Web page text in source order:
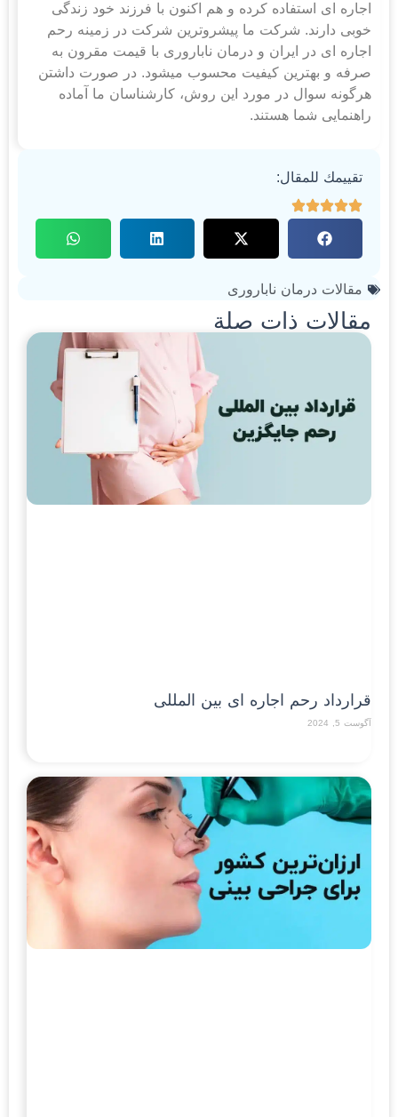
اجاره ای استفاده کرده و هم اکنون با فرزند خود زندگی
خوبی دارند. شرکت ما پیشروترین شرکت‎ در زمینه رحم
اجاره ای در ایران و درمان ناباروری با قیمت مقرون به
صرفه و بهترین کیفیت محسوب می‎شود. در صورت داشتن
هرگونه سوال در مورد این روش، کارشناسان ما آماده
راهنمایی شما هستند.
تقييمك للمقال:
مقالات درمان ناباروری
مقالات ذات صلة
قرارداد رحم اجاره ای بین المللی
آگوست 5, 2024